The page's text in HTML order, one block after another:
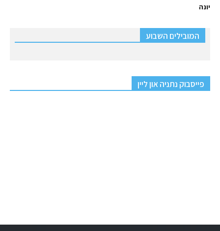
יונה
המובילים השבוע
פייסבוק נתניה און ליין